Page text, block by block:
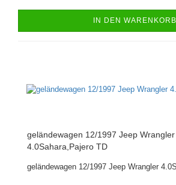
IN DEN WARENKORB
geländewagen 12/1997 Jeep Wrangler
4.0Sahara,Pajero TD
geländewagen 12/1997 Jeep Wrangler